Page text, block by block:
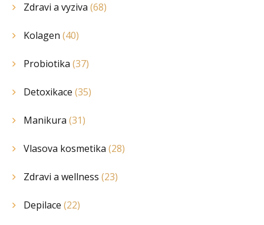
Zdravi a vyziva (68)
Kolagen (40)
Probiotika (37)
Detoxikace (35)
Manikura (31)
Vlasova kosmetika (28)
Zdravi a wellness (23)
Depilace (22)